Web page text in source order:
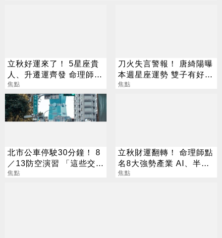
立秋好運來了！ 5星座貴
人、升遷運齊發 命理師：
把握黃金轉運期
焦點
刀火失言警報！ 唐綺陽曝
本週星座運勢 雙子有好消
息、獅子談判順利
焦點
北市公車停駛30分鐘！ 8
／13防空演習 「這些交通
工具」全面管制
焦點
立秋財運翻轉！ 命理師點
名8大強勢產業 AI、半導
體成最強黑馬
焦點